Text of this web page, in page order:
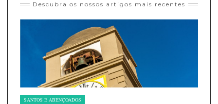
Descubra os nossos artigos mais recentes
SANTOS E ABENÇOADOS